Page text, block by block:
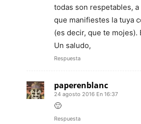
todas son respetables,
que manifiestes la tuya
(es decir, que te mojes).
Un saludo,
Respuesta
paperenblanc
24 agosto 2016 En 16:37
🙂
Respuesta